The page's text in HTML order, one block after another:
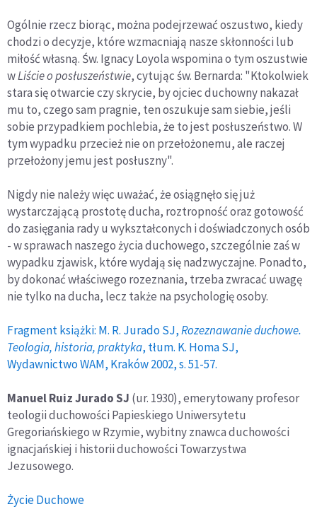
Ogólnie rzecz biorąc, można podejrzewać oszustwo, kiedy
chodzi o decyzje, które wzmacniają nasze skłonności lub
miłość własną. Św. Ignacy Loyola wspomina o tym oszustwie
wLiście o posłuszeństwie, cytując św. Bernarda: "Ktokolwiek
stara się otwarcie czy skrycie, by ojciec duchowny nakazał
mu to, czego sam pragnie, ten oszukuje sam siebie, jeśli
sobie przypadkiem pochlebia, że to jest posłuszeństwo. W
tym wypadku przecież nie on przełożonemu, ale raczej
przełożony jemu jest posłuszny".
Nigdy nie należy więc uważać, że osiągnęło się już
wystarczającą prostotę ducha, roztropność oraz gotowość
do zasięgania rady u wykształconych i doświadczonych osób
- w sprawach naszego życia duchowego, szczególnie zaś w
wypadku zjawisk, które wydają się nadzwyczajne. Ponadto,
by dokonać właściwego rozeznania, trzeba zwracać uwagę
nie tylko na ducha, lecz także na psychologię osoby.
Fragment książki: M. R. Jurado SJ,Rozeznawanie duchowe.
Teologia, historia, praktyka, tłum. K. Homa SJ,
Wydawnictwo WAM, Kraków 2002, s. 51-57.
Manuel Ruiz Jurado SJ (ur. 1930), emerytowany profesor
teologii duchowości Papieskiego Uniwersytetu
Gregoriańskiego w Rzymie, wybitny znawca duchowości
ignacjańskiej i historii duchowości Towarzystwa
Jezusowego.
Życie Duchowe